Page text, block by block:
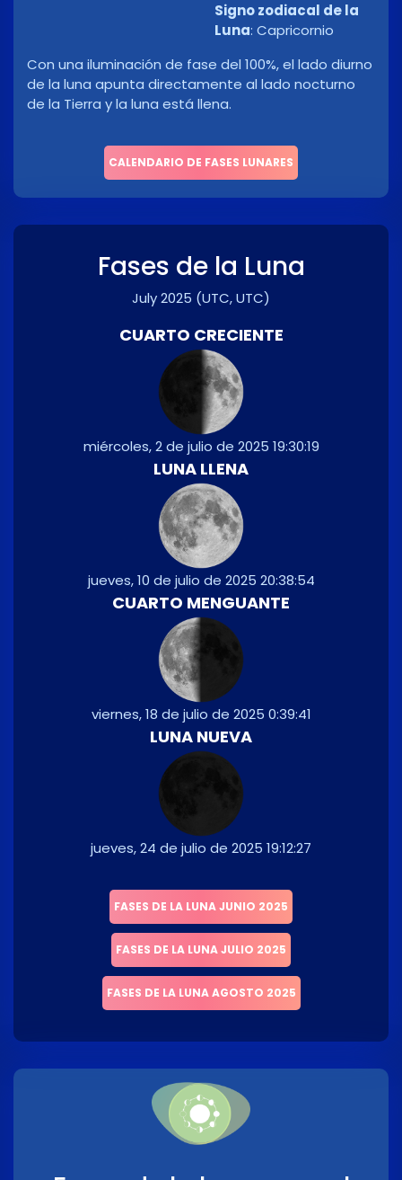
Signo zodiacal de la
Luna: Capricornio
Con una iluminación de fase del 100%, el lado diurno
de la luna apunta directamente al lado nocturno
de la Tierra y la luna está llena.
CALENDARIO DE FASES LUNARES
Fases de la Luna
July 2025 (UTC, UTC)
CUARTO CRECIENTE
miércoles, 2 de julio de 2025 19:30:19
LUNA LLENA
jueves, 10 de julio de 2025 20:38:54
CUARTO MENGUANTE
viernes, 18 de julio de 2025 0:39:41
LUNA NUEVA
jueves, 24 de julio de 2025 19:12:27
FASES DE LA LUNA JUNIO 2025
FASES DE LA LUNA JULIO 2025
FASES DE LA LUNA AGOSTO 2025